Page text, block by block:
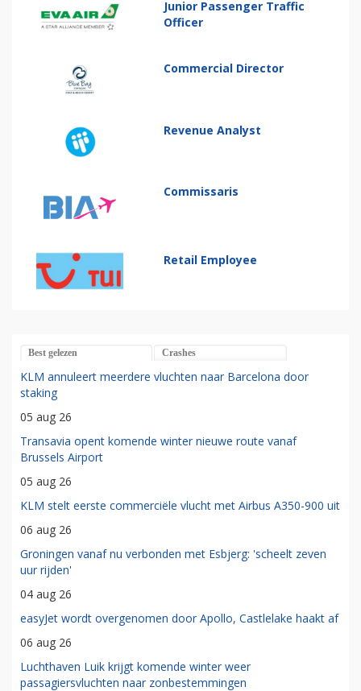
Junior Passenger Traffic
Officer
Commercial Director
Revenue Analyst
Commissaris
Retail Employee
Best gelezen Crashes
KLM annuleert meerdere vluchten naar Barcelona door
staking
05 aug 26
Transavia opent komende winter nieuwe route vanaf
Brussels Airport
05 aug 26
KLM stelt eerste commerciële vlucht met Airbus A350-900 uit
06 aug 26
Groningen vanaf nu verbonden met Esbjerg: 'scheelt zeven
uur rijden'
04 aug 26
easyJet wordt overgenomen door Apollo, Castlelake haakt af
06 aug 26
Luchthaven Luik krijgt komende winter weer
passagiersvluchten naar zonbestemmingen